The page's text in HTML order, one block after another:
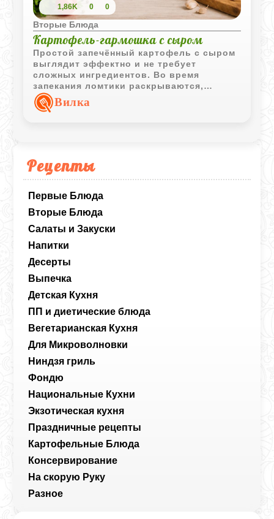
Рецепты
Первые Блюда
Вторые Блюда
Салаты и Закуски
Напитки
Десерты
Выпечка
Детская Кухня
ПП и диетические блюда
Вегетарианская Кухня
Для Микроволновки
Ниндзя гриль
Фондю
Национальные Кухни
Экзотическая кухня
Праздничные рецепты
Картофельные Блюда
Консервирование
На скорую Руку
Разное
1,86K 0 0
Вторые Блюда
Картофель-гармошка с сыром
Простой запечённый картофель с сыром
выглядит эффектно и не требует
сложных ингредиентов. Во время
запекания ломтики раскрываются,
пропитываются сливочным маслом и
покрываются аппетитной сырной
Вилка